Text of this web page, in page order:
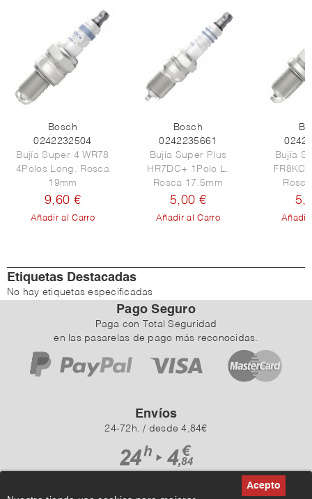
Bosch
0242232504
Bujía Super 4 WR78
4Polos Long. Rosca
19mm
9,60 €
Añadir al Carro
Bosch
0242235661
Bujía Super Plus
HR7DC+ 1Polo L.
Rosca 17.5mm
5,00 €
Añadir al Carro
Bujía
Añadir
Etiquetas Destacadas
No hay etiquetas especificadas
Pago Seguro
Paga con Total Seguridad
en las pasarelas de pago más reconocidas.
Envíos
24-72h. / desde 4,84€